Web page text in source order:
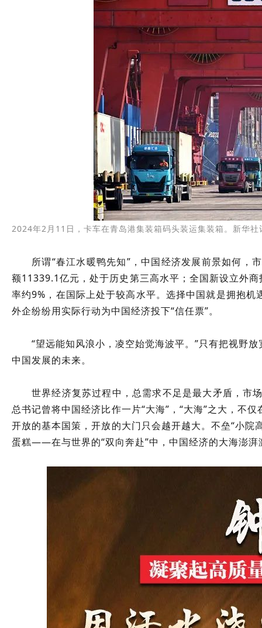
2024年2月11日，卡车在青岛港集装箱码头装运集装箱。新华
所谓“春江水暖鸭先知”，中国经济发展前景如何，
额11339.1亿元，处于历史第三高水平；全国新设立外
率约9%，在国际上处于较高水平。选择中国就是拥抱
外企纷纷用实际行动为中国经济投下“信任票”。
“望远能知风浪小，凌空始觉海波平。”只有把视野
中国发展的未来。
世界经济复苏过程中，总需求不足是最大矛盾，市
总书记曾将中国经济比作一片“大海”，“大海”之大，不
开放的基本国策，开放的大门只会越开越大。不垒“小
蛋糕——在与世界的“双向奔赴”中，中国经济的大海澎湃